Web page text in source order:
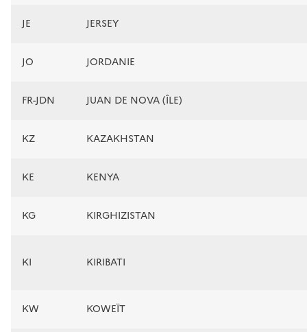
JE JERSEY
JO JORDANIE
FR-JDN JUAN DE NOVA (ÎLE)
KZ KAZAKHSTAN
KE KENYA
KG KIRGHIZISTAN
KI KIRIBATI
KW KOWEÏT